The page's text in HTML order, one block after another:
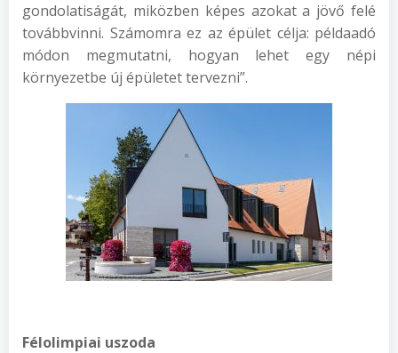
gondolatiságát, miközben képes azokat a jövő felé
továbbvinni. Számomra ez az épület célja: példaadó
módon megmutatni, hogyan lehet egy népi
környezetbe új épületet tervezni”.
Félolimpiai uszoda